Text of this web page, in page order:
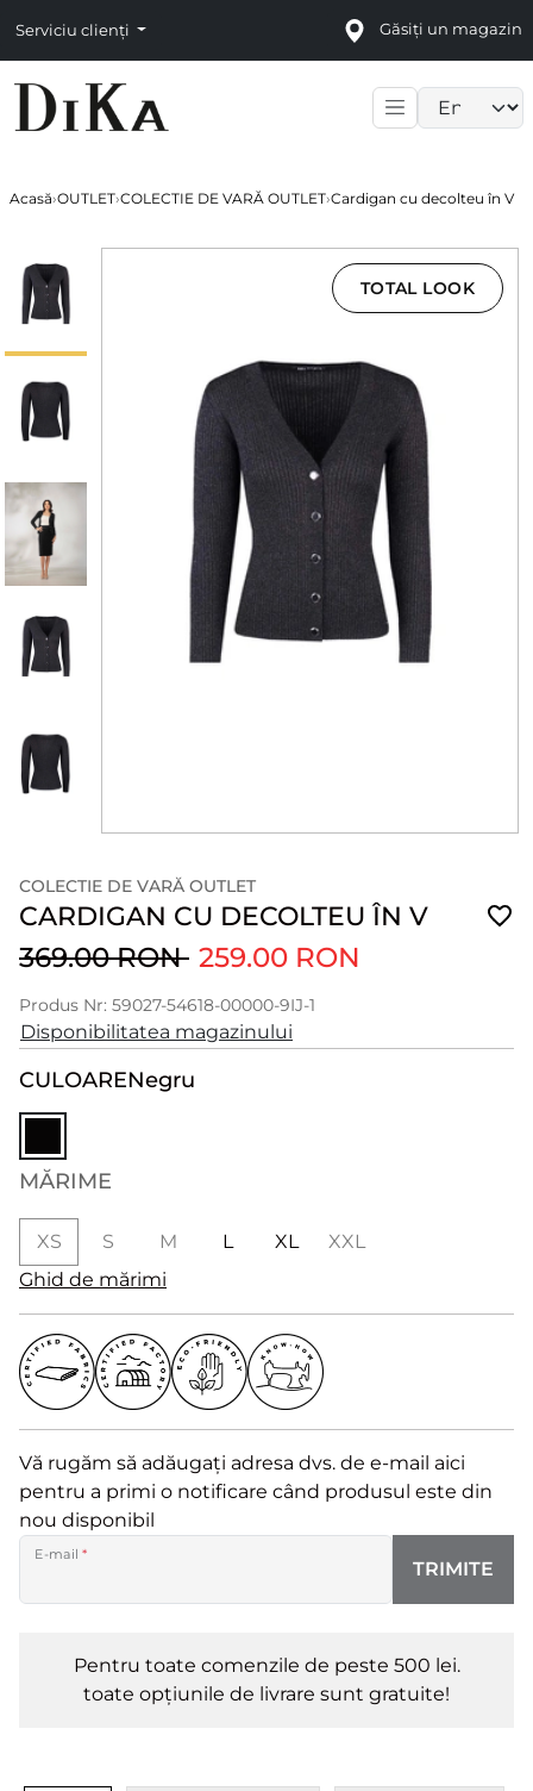
Serviciu clienți Găsiți un magazin
Acasă›OUTLET›COLECTIE DE VARĂ OUTLET›Cardigan cu decolteu în V
TOTAL LOOK
COLECTIE DE VARĂ OUTLET
CARDIGAN CU DECOLTEU ÎN V
369.00 RON 259.00 RON
Produs Nr: 59027-54618-00000-9IJ-1
Disponibilitatea magazinului
CULOARENegru
MĂRIME
XS S M L XL
XXL
Ghid de mărimi
Vă rugăm să adăugați adresa dvs. de e-mail aici
pentru a primi o notificare când produsul este din
nou disponibil
E-mail*
TRIMITE
Pentru toate comenzile de peste 500 lei.
toate opțiunile de livrare sunt gratuite!